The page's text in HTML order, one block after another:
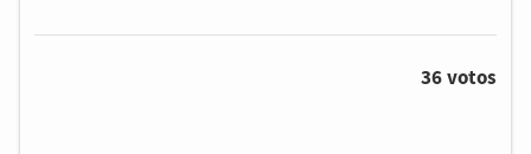
36 votos